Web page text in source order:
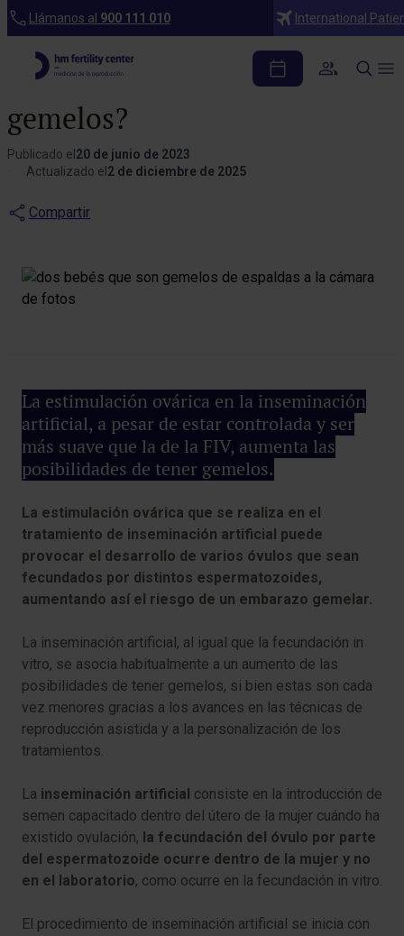
Llámanos al 900 111 010 International
Blog
¿Con inseminación
artificial puedo tener
gemelos?
Publicado el 20 de junio de 2023
Actualizado el 2 de diciembre de 2025
Compartir
La estimulación ovárica en la inseminación
artificial, a pesar de estar controlada y ser
más suave que la de la FIV, aumenta las
posibilidades de tener gemelos.
La estimulación ovárica que se realiza en el
tratamiento de inseminación artificial puede
provocar el desarrollo de varios óvulos que sean
fecundados por distintos espermatozoides,
aumentando así el riesgo de un embarazo gemelar.
La inseminación artificial, al igual que la fecundación in
vitro, se asocia habitualmente a un aumento de las
posibilidades de tener gemelos, si bien estas son cada
vez menores gracias a los avances en las técnicas de
reproducción asistida y a la personalización de los
tratamientos.
La inseminación artificial consiste en la introducción de
semen capacitado dentro del útero de la mujer cuándo ha
existido ovulación, la fecundación del óvulo por parte
del espermatozoide ocurre dentro de la mujer y no
en el laboratorio, como ocurre en la fecundación in vitro.
El procedimiento de inseminación artificial se inicia con